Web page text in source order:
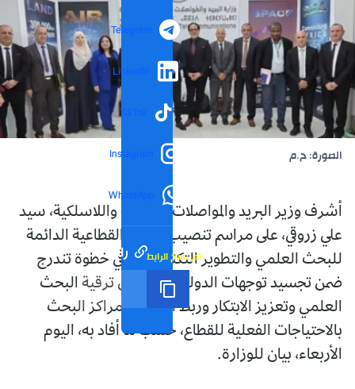
Telegram
LinkedIn
TikTok
Instagram
WhatsApp
رابط مختصر تم نسخ الرابط
الصورة: ح.م
أشرف وزير البريد والمواصلات السلكية واللاسلكية، سيد
علي زروقي، على مراسم تنصيب اللجنة القطاعية الدائمة
للبحث العلمي والتطوير التكنولوجي، في خطوة تندرج
ضمن تجسيد توجهات الدولة الرامية إلى ترقية البحث
العلمي وتعزيز الابتكار وربط الجامعة ومراكز البحث
بالاحتياجات الفعلية للقطاع، حسب ما أفاد به، اليوم
الأربعاء، بيان للوزارة.